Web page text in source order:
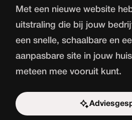
Met een nieuwe website
uitstraling die bij jouw
een snelle, schaalbare en
aanpasbare site in jouw
meteen mee vooruit kunt.
Start de